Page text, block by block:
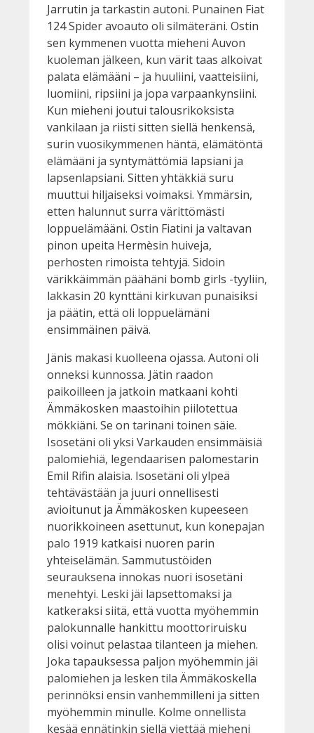
Jarrutin ja tarkastin autoni. Punainen Fiat
124 Spider avoauto oli silmäteräni. Ostin
sen kymmenen vuotta mieheni Auvon
kuoleman jälkeen, kun värit taas alkoivat
palata elämääni – ja huuliini, vaatteisiini,
luomiini, ripsiini ja jopa varpaankynsiini.
Kun mieheni joutui talousrikoksista
vankilaan ja riisti sitten siellä henkensä,
surin vuosikymmenen häntä, elämätöntä
elämääni ja syntymättömiä lapsiani ja
lapsenlapsiani. Sitten yhtäkkiä suru
muuttui hiljaiseksi voimaksi. Ymmärsin,
etten halunnut surra värittömästi
loppuelämääni. Ostin Fiatini ja valtavan
pinon upeita Hermèsin huiveja,
perhosten rimoista tehtyjä. Sidoin
värikkäimmän päähäni bomb girls -tyyliin,
lakkasin 20 kynttäni kirkuvan punaisiksi
ja päätin, että oli loppuelämäni
ensimmäinen päivä.
Jänis makasi kuolleena ojassa. Autoni oli
onneksi kunnossa. Jätin raadon
paikoilleen ja jatkoin matkaani kohti
Ämmäkosken maastoihin piilotettua
mökkiäni. Se on tarinani toinen säie.
Isosetäni oli yksi Varkauden ensimmäisiä
palomiehiä, legendaarisen palomestarin
Emil Rifin alaisia. Isosetäni oli ylpeä
tehtävästään ja juuri onnellisesti
avioitunut ja Ämmäkosken kupeeseen
nuorikkoineen asettunut, kun konepajan
palo 1919 katkaisi nuoren parin
yhteiselämän. Sammutustöiden
seurauksena innokas nuori isosetäni
menehtyi. Leski jäi lapsettomaksi ja
katkeraksi siitä, että vuotta myöhemmin
palokunnalle hankittu moottoriruisku
olisi voinut pelastaa tilanteen ja miehen.
Joka tapauksessa paljon myöhemmin jäi
palomiehen ja lesken tila Ämmäkoskella
perinnöksi ensin vanhemmilleni ja sitten
myöhemmin minulle. Kolme onnellista
kesää ennätinkin siellä viettää mieheni